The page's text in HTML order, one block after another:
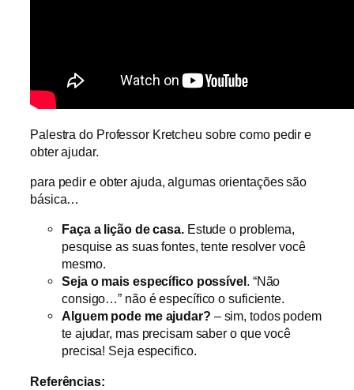
Palestra do Professor Kretcheu sobre como pedir e
obter ajudar.
para pedir e obter ajuda, algumas orientações são
básica…
Faça a lição de casa.Estude o problema,
pesquise as suas fontes, tente resolver você
mesmo.
Seja o mais específico possível . “Não
consigo…” não é específico o suficiente.
Alguem pode me ajudar? – sim, todos podem
te ajudar, mas precisam saber o que você
precisa! Seja especifico.
Referências: